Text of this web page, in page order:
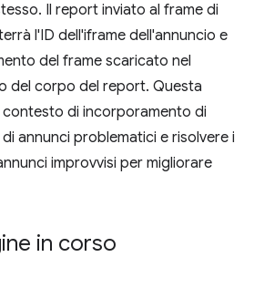
Il report inviato al frame di
l'ID dell'iframe dell'annuncio e
del frame scaricato nel
del corpo del report. Questa
di incorporamento di
annunci problematici e risolvere i
improvvisi per migliorare
in corso